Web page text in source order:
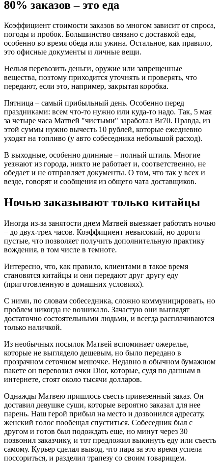
80% заказов – это еда
Коэффициент стоимости заказов во многом зависит от спроса,
погоды и пробок. Большинство связано с доставкой еды,
особенно во время обеда или ужина. Остальное, как правило,
это офисные документы и личные вещи.
Нельзя перевозить деньги, оружие или запрещенные
вещества, поэтому приходится уточнять и проверять, что
передают, если это, например, закрытая коробка.
Пятница – самый прибыльный день. Особенно перед
праздниками: всем что-то нужно или куда-то надо. Так, 5 мая
за четыре часа Матвей "чистыми" заработал Br70. Правда, из
этой суммы нужно вычесть 10 рублей, которые ежедневно
уходят на топливо (у авто собеседника небольшой расход).
В выходные, особенно длинные – полный штиль. Многие
уезжают из города, никто не работает и, соответственно, не
обедает и не отправляет документы. О том, что так у всех и
везде, говорят и сообщения из общего чата доставщиков.
Ночью заказывают только китайцы
Иногда из-за занятости днем Матвей выезжает работать ночью
– до двух-трех часов. Коэффициент невысокий, но дороги
пустые, что позволяет получить дополнительную практику
вождения, в том числе в темноте.
Интересно, что, как правило, клиентами в такое время
становятся китайцы и они передают друг другу еду
(приготовленную в домашних условиях).
С ними, по словам собеседника, сложно коммуницировать, но
проблем никогда не возникало. Зачастую они выглядят
достаточно состоятельными людьми, и всегда расплачиваются
только наличкой.
Из необычных посылок Матвей вспоминает ожерелье,
которые не выглядело дешевым, но было передано в
прозрачном сеточном мешочке. Недавно в обычном бумажном
пакете он перевозил очки Dior, которые, судя по данным в
интернете, стоят около тысячи долларов.
Однажды Матвею пришлось съесть привезенный заказ. Он
доставил девушке суши, которые вероятно заказал для нее
парень. Наш герой прибыл на место и дозвонился адресату,
женский голос пообещал спуститься. Собеседник был с
другом и готов был подождать еще, но минут через 30
позвонил заказчику, и тот предложил выкинуть еду или съесть
самому. Курьер сделал вывод, что пара за это время успела
поссориться, и разделил трапезу со своим товарищем.